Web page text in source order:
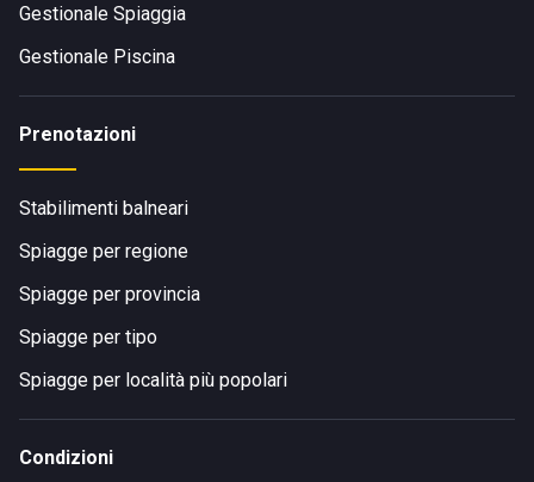
Gestionale Spiaggia
Gestionale Piscina
Prenotazioni
Stabilimenti balneari
Spiagge per regione
Spiagge per provincia
Spiagge per tipo
Spiagge per località più popolari
Condizioni